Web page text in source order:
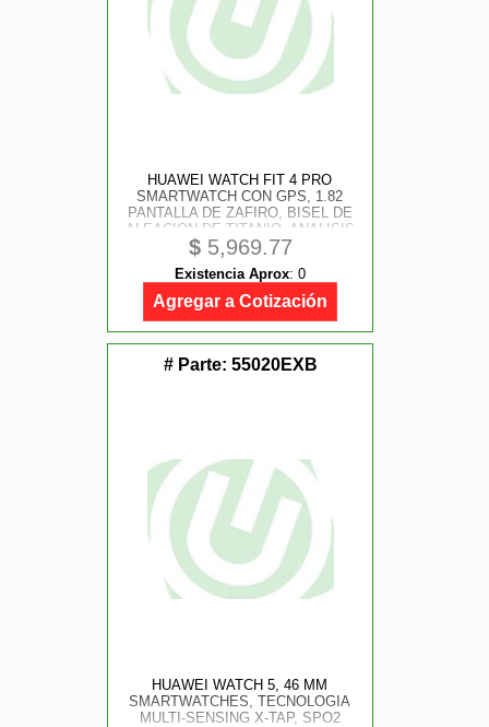
HUAWEI WATCH FIT 4 PRO
SMARTWATCH CON GPS, 1.82
PANTALLA DE ZAFIRO, BISEL DE
ALEACION DE TITANIO, ANALISIS
DE ECG, BATERIA HASTA 10 DIAS,
PARA OUTDOOR ENTUSIASTAS,
IOS AND ANDROID, COLOR VERDE
$5,969.77
Existencia Aprox: 0
Agregar a Cotización
# Parte: 55020EXB
HUAWEI WATCH 5, 46 MM
SMARTWATCHES, TECNOLOGIA
MULTI-SENSING X-TAP, SPO2